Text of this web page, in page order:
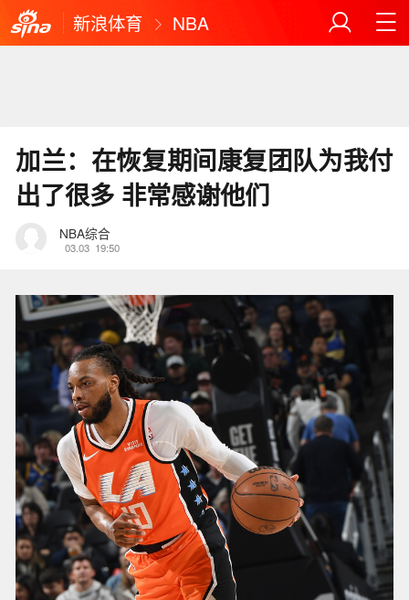
新浪体育 NBA
加兰：在恢复期间康复团队为我付
出了很多 非常感谢他们
NBA综合
03.03 19:50